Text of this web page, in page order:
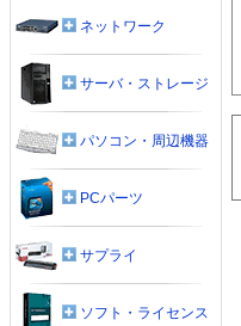
ネットワーク
サーバ・ストレージ
パソコン・周辺機器
PCパーツ
サプライ
ソフト・ライセンス